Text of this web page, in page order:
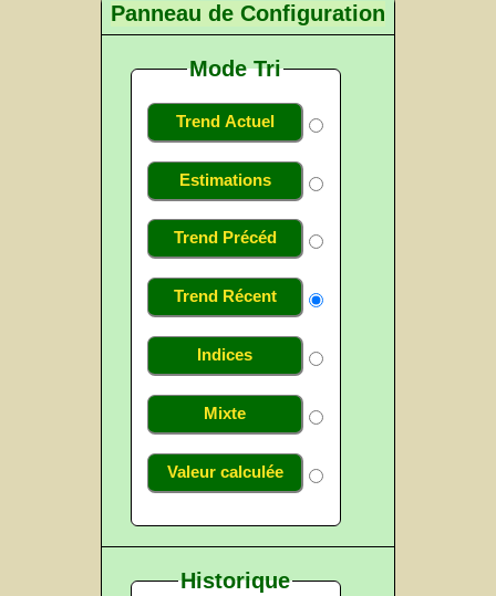
Panneau de Configuration
Mode Tri
Trend Actuel
Estimations
Trend Précéd
Trend Récent
Indices
Mixte
Valeur calculée
Historique